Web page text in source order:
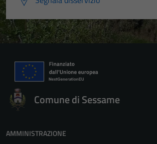
Comune di Sessame
AMMINISTRAZIONE